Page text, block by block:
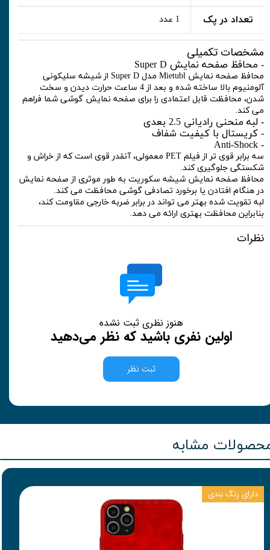
تعداد در پک 1 عدد
مشخصات تکمیلی
- محافظ صفحه نمایش Super D
محافظ صفحه نمایش Mietubl مدل Super D از شیشه سلیکونی
آلومنیوم بالا ساخته شده و بعد از 4 ساعت حرارت دیدن و سخت
شدن، محافظت قابل اعتمادی را برای صفحه نمایش گوشی شما فراهم
می کند.
- لبه منحنی رادیانی 2.5 بعدی
- کریستال با کیفیت شفاف
- Anti-Shock
سه برابر قوی تر از فیلم PET معمولی، آنقدر قوی است که از خراش و
شکستگی جلوگیری کند.
محافظ صفحه نمایش شیشه سکوریت به طور موثری از صفحه نمایش
در هنگام افتادن یا برخورد تصادفی گوشی محافظت می کند.
لبه تقویت شده بهتر می تواند در برابر ضربه خارجی مقاومت کند،
بنابراین محافظت بهتری ارائه می دهد.
نظرات
هنوز نظری ثبت نشده
اولین نفری باشید که نظر می‌دهید
ثبت نظر
مشابه
دارای رنگ بندی